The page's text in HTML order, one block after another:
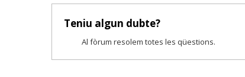
Teniu algun dubte?
Al fòrum resolem totes les qüestions.